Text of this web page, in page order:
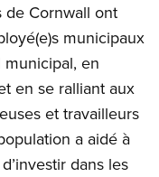
de Cornwall ont
municipaux
en
en se ralliant aux
et travailleurs
a aidé à
dans les